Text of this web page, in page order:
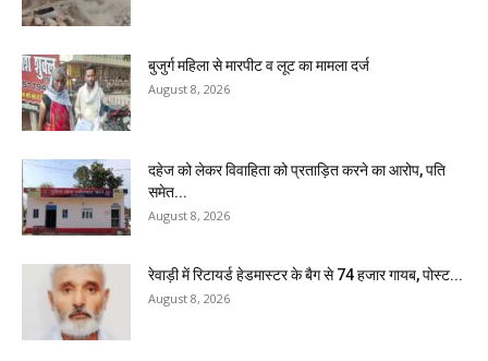
बुजुर्ग महिला से मारपीट व लूट का मामला दर्ज
August 8, 2026
दहेज को लेकर विवाहिता को प्रताड़ित करने का आरोप, पति
समेत...
August 8, 2026
रेवाड़ी में रिटायर्ड हेडमास्टर के बैग से ₹74 हजार गायब, पोस्ट...
August 8, 2026